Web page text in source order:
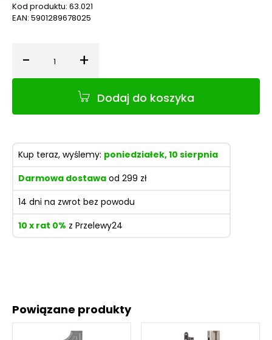
Powiązane produkty
Kod produktu: 63.021
EAN: 5901289678025
- Ilość +
Dodaj do koszyka
Kup teraz, wyślemy: poniedziałek, 10 sierpnia
Darmowa dostawa od 299 zł
14 dni na zwrot bez powodu
10 x rat 0% z Przelewy24